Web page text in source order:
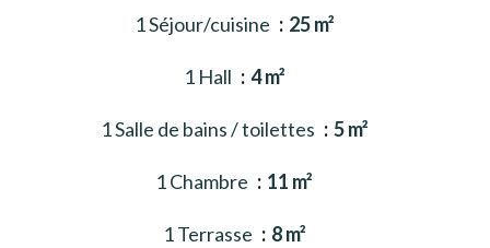
1 Séjour/cuisine 25 m²
1 Hall 4 m²
1 Salle de bains / toilettes 5 m²
1 Chambre 11 m²
1 Terrasse 8 m²